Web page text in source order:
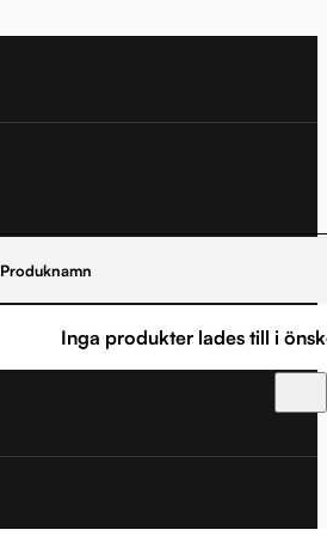
Produknamn
Inga produkter lades till i